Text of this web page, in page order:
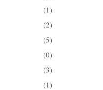
(1)
(2)
(5)
(0)
(3)
(1)